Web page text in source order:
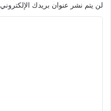
لن يتم نشر عنوان بريدك الإلكتروني.